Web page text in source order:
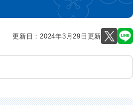
更新日：2024年3月29日更新